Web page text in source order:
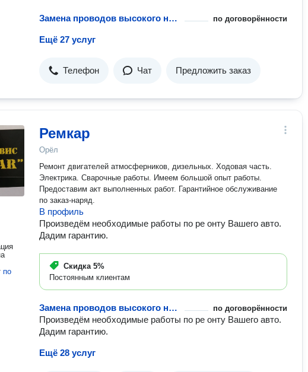
Замена проводов высокого напряжения в автомобиле по договорённости
Ещё 27 услуг
Телефон Чат Предложить заказ
по
Ремкар
Орёл
Ремонт двигателей атмосферников, дизельных. Ходовая часть.
Электрика. Сварочные работы. Имеем большой опыт работы.
Предоставим акт выполненных работ. Гарантийное обслуживание
по заказ-наряд.
В профиль
Произведём необходимые работы по ре онту Вашего авто.
Дадим гарантию.
Скидка 5%
Постоянным клиентам
Замена проводов высокого напряжения в автомобиле по договорённости
Произведём необходимые работы по ре онту Вашего авто.
Дадим гарантию.
Ещё 28 услуг